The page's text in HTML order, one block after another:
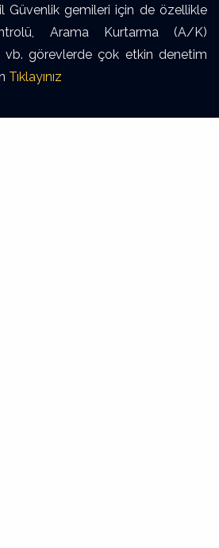
Güvenlik gemileri için de özellikle
Arama Kurtarma (A/K)
vb. görevlerde çok etkin denetim
Tıklayınız